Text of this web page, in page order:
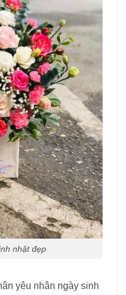
nhật đẹp
yêu nhân ngày sinh